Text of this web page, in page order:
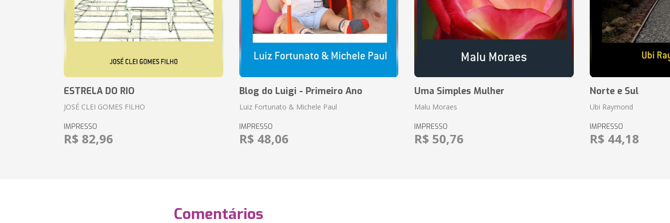
ESTRELA DO RIO
JOSÉ CLEI GOMES FILHO
IMPRESSO
R$ 82,96
Blog do Luigi - Primeiro Ano
Luiz Fortunato & Michele Paul
IMPRESSO
R$ 48,06
Uma Simples Mulher
Malu Moraes
IMPRESSO
R$ 50,76
Norte e Sul
Ubi Raymond
IMPRESSO
R$ 44,18
Comentários